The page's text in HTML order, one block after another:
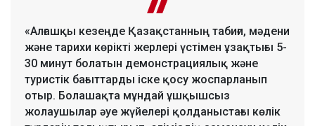
«Алғашқы кезеңде Қазақстанның табиғи, мәдени
және тарихи көрікті жерлері үстімен ұзақтығы 5-
30 минут болатын демонстрациялық және
туристік бағыттарды іске қосу жоспарланып
отыр. Болашақта мұндай ұшқышсыз
жолаушылар әуе жүйелері қолданыстағы көлік